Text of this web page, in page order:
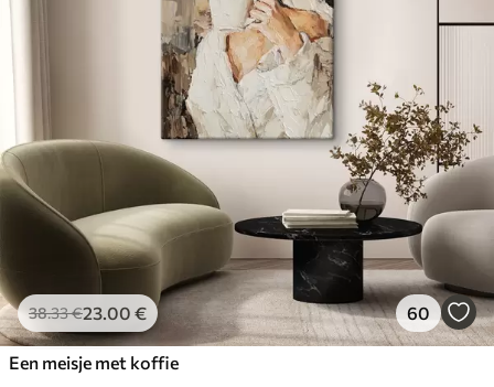
38.33€23.00 € 60
Een meisje met koffie